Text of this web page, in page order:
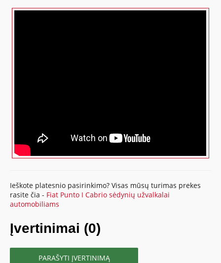
Ieškote platesnio pasirinkimo? Visas mūsų turimas prekes
rasite čia - Fiat Punto I Cabrio sėdynių užvalkalai
automobiliams
Įvertinimai (0)
PARAŠYTI ĮVERTINIMĄ